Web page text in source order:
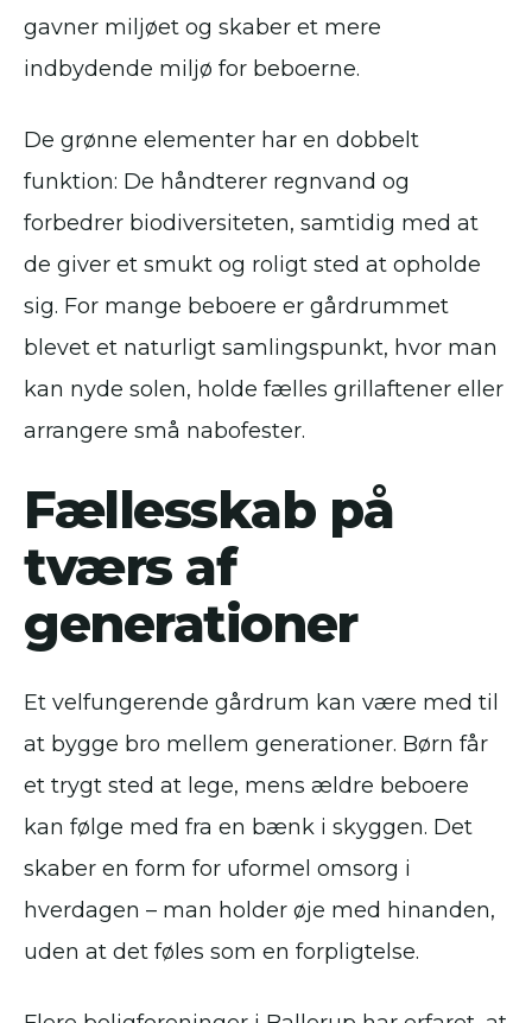
gavner miljøet og skaber et mere
indbydende miljø for beboerne.
De grønne elementer har en dobbelt
funktion: De håndterer regnvand og
forbedrer biodiversiteten, samtidig med at
de giver et smukt og roligt sted at opholde
sig. For mange beboere er gårdrummet
blevet et naturligt samlingspunkt, hvor man
kan nyde solen, holde fælles grillaftener eller
arrangere små nabofester.
Fællesskab på
tværs af
generationer
Et velfungerende gårdrum kan være med til
at bygge bro mellem generationer. Børn får
et trygt sted at lege, mens ældre beboere
kan følge med fra en bænk i skyggen. Det
skaber en form for uformel omsorg i
hverdagen – man holder øje med hinanden,
uden at det føles som en forpligtelse.